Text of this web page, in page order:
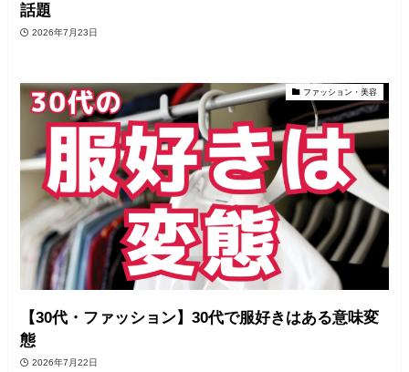
話題
2026年7月23日
ファッション・美容
【30代・ファッション】30代で服好きはある意味変
態
2026年7月22日